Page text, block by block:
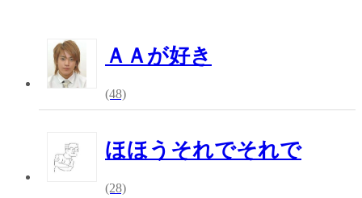
ＡＡが好き
(48)
ほほうそれでそれで
(28)